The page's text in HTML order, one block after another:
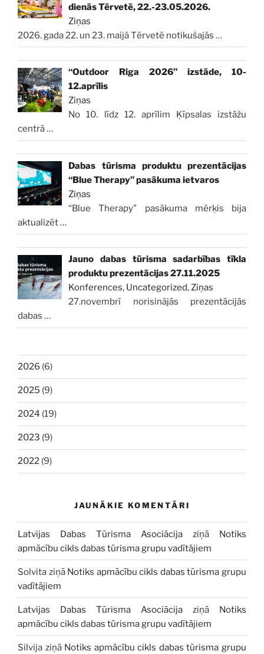
dienās Tērvetē, 22.-23.05.2026.
Ziņas
2026. gada 22. un 23. maijā Tērvetē notikušajās …
“Outdoor Riga 2026” izstāde, 10-
12.aprīlis
Ziņas
No 10. līdz 12. aprīlim Ķīpsalas izstāžu
centrā…
Dabas tūrisma produktu prezentācijas
“Blue Therapy” pasākuma ietvaros
Ziņas
“Blue Therapy” pasākuma mērķis bija
aktualizēt…
Jauno dabas tūrisma sadarbības tīkla
produktu prezentācijas 27.11.2025
Konferences, Uncategorized,Ziņas
27.novembrī norisinājās prezentācijās
dabas …
2026 (6)
2025 (9)
2024 (19)
2023 (9)
2022 (9)
JAUNĀKIE KOMENTĀRI
Latvijas Dabas Tūrisma Asociācija ziņā Notiks
apmācību cikls dabas tūrisma grupu vadītājiem
Solvita ziņā Notiks apmācību cikls dabas tūrisma grupu
vadītājiem
Latvijas Dabas Tūrisma Asociācija ziņā Notiks
apmācību cikls dabas tūrisma grupu vadītājiem
Silvija ziņā Notiks apmācību cikls dabas tūrisma grupu